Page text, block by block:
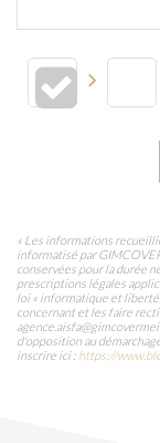
« Les informations
informatisé par
conservées pour la durée
prescriptions légales
loi « informatique et
concernant et les faire
d'opposition au
inscrire ici : https://